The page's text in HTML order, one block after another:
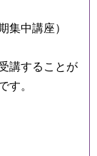
集中講座）
講することが
す。